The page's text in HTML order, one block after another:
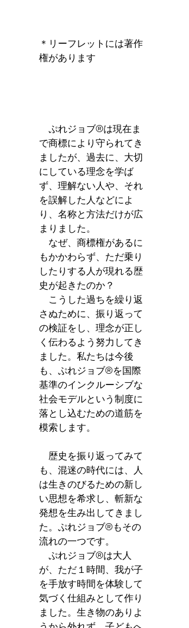
＊リーフレットには著作
権があります
ぷれジョブ®は現在ま
で商標により守られてき
ましたが、過去に、大切
にしている理念を学ば
ず、理解ない人や、それ
を誤解した人などによ
り、名称と方法だけが広
まりました。
なぜ、商標権があるに
もかかわらず、ただ乗り
したりする人が現れる歴
史が起きたのか？
こうした過ちを繰り返
さぬために、振り返って
の検証をし、理念が正し
く伝わるよう努力してき
ました。私たちは今後
も、ぷれジョブ®を国際
基準のインクルーシブな
社会モデルという制度に
落とし込むための道筋を
模索します。
歴史を振り返ってみて
も、混迷の時代には、人
は生きのびるための新し
い思想を希求し、斬新な
発想を生み出してきまし
た。ぷれジョブ®もその
流れの一つです。
ぷれジョブ®は大人
が、ただ１時間、我が子
を手放す時間を体験して
気づく仕組みとして作り
ました。生き物のありよ